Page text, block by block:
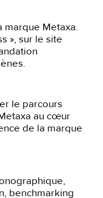
Metaxa.
», sur le site
le parcours
au cœur
de la marque
benchmarking